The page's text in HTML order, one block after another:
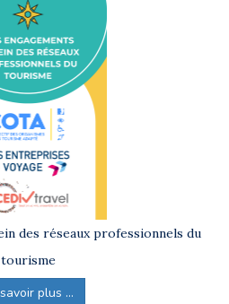
des réseaux professionnels du
tourisme
plus ...